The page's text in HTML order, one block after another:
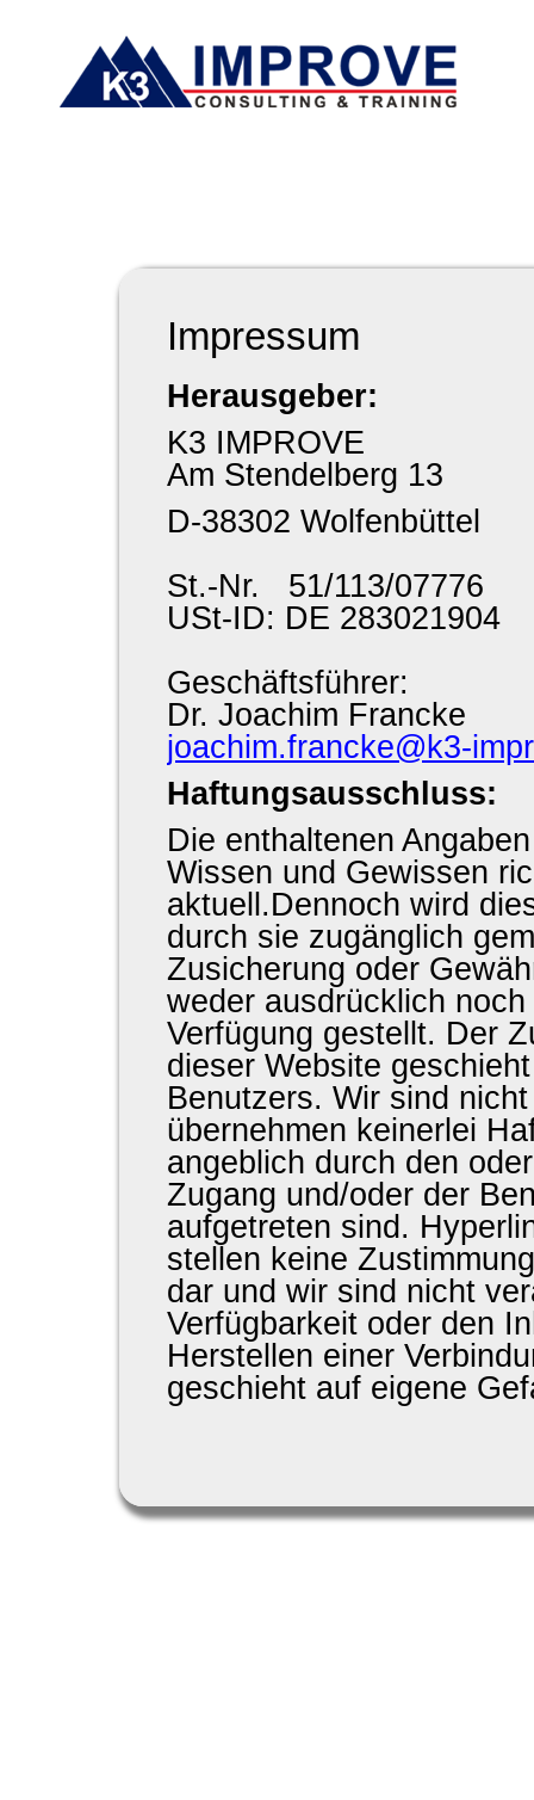
Impressum
Herausgeber:
K3 IMPROVE
Am Stendelberg 13
D-38302 Wolfenbüttel
St.-Nr. 51/113/07776
USt-ID: DE 283021904
Geschäftsführer:
Dr. Joachim Francke
joachim.francke@k3-
Haftungsausschluss:
Die enthaltenen
Wissen und Gewissen
aktuell.Dennoch wird
durch sie zugänglich
Zusicherung oder
weder ausdrücklich
Verfügung gestellt. Der
dieser Website
Benutzers. Wir sind
übernehmen keinerlei
angeblich durch den
Zugang und/oder der
aufgetreten sind.
stellen keine
dar und wir sind nicht
Verfügbarkeit oder den
Herstellen einer
geschieht auf eigene